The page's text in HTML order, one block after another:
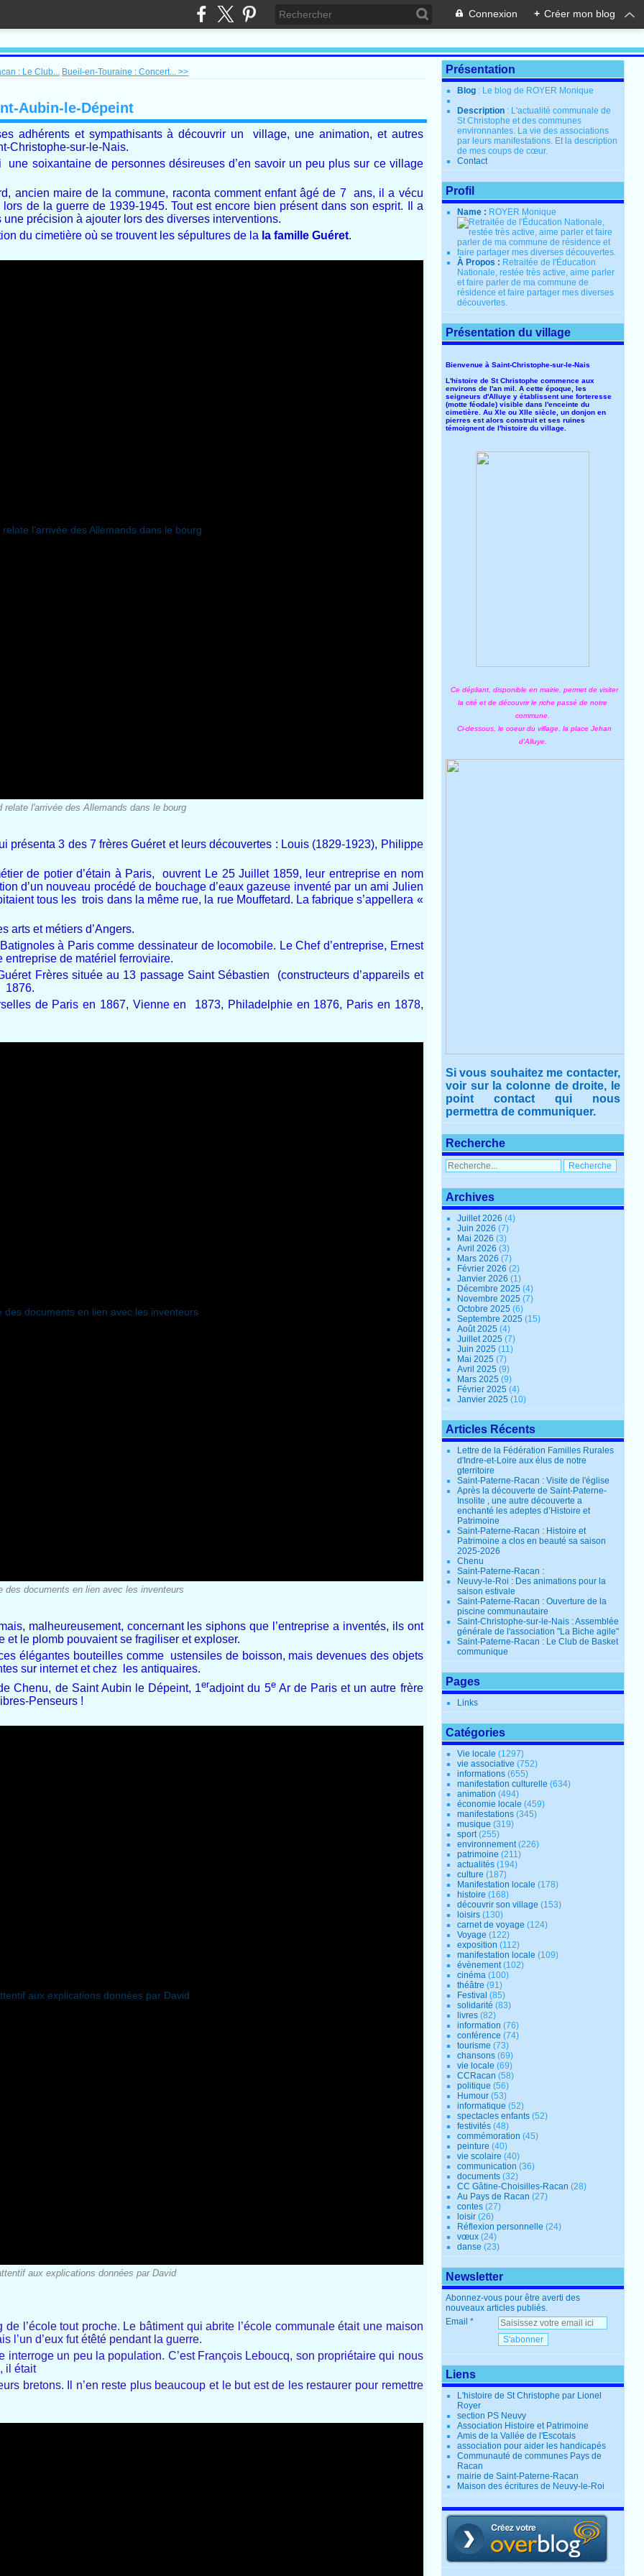
Connexion + Créer mon blog
: Le Club... Bueil-en-Touraine : Concert... >>
Aubin-le-Dépeint
adhérents et sympathisants à découvrir un village, une animation, et autres
Christophe-sur-le-Nais.
soixantaine de personnes désireuses d’en savoir un peu plus sur ce village
ancien maire de la commune, raconta comment enfant âgé de 7 ans, il a vécu
de la guerre de 1939-1945. Tout est encore bien présent dans son esprit. Il a
précision à ajouter lors des diverses interventions.
du cimetière où se trouvent les sépultures de la la famille Guéret.
relate l'arrivée des Allemands dans le bourg
présenta 3 des 7 frères Guéret et leurs découvertes : Louis (1829-1923), Philippe
de potier d’étain à Paris, ouvrent Le 25 Juillet 1859, leur entreprise en nom
d’un nouveau procédé de bouchage d’eaux gazeuse inventé par un ami Julien
tous les trois dans la même rue, la rue Mouffetard. La fabrique s’appellera «
arts et métiers d’Angers.
à Paris comme dessinateur de locomobile. Le Chef d’entreprise, Ernest
de matériel ferroviaire.
Frères située au 13 passage Saint Sébastien (constructeurs d’appareils et
1876.
de Paris en 1867, Vienne en 1873, Philadelphie en 1876, Paris en 1878,
des documents en lien avec les inventeurs
malheureusement, concernant les siphons que l’entreprise a inventés, ils ont
et le plomb pouvaient se fragiliser et exploser.
élégantes bouteilles comme ustensiles de boisson, mais devenues des objets
sur internet et chez les antiquaires.
Chenu, de Saint Aubin le Dépeint, 1eradjoint du 5eAr de Paris et un autre frère
Penseurs !
aux explications données par David
l’école tout proche. Le bâtiment qui abrite l’école communale était une maison
l’un d’eux fut étêté pendant la guerre.
un peu la population. C’est François Leboucq, son propriétaire qui nous
il était
bretons. Il n’en reste plus beaucoup et le but est de les restaurer pour remettre
Présentation
Blog : Le blog de ROYER Monique
Description : L'actualité communale de
St Christophe et des communes
environnantes. La vie des associations
par leurs manifestations. Et la description
de mes coups de cœur.
Contact
Profil
Name : ROYER Monique
À Propos : Retraitée de l'Éducation
Nationale, restée très active, aime parler
et faire parler de ma commune de
résidence et faire partager mes diverses
découvertes.
Présentation du village
Bienvenue à Saint-Christophe-sur-le-Nais
L'histoire de St Christophe commence aux
environs de l'an mil. A cette époque, les
seigneurs d'Alluye y établissent une forteresse
(motte féodale) visible dans l'enceinte du
cimetière. Au XIe ou XIIe siècle, un donjon en
pierres est alors construit et ses ruines
témoignent de l'histoire du village.
Ce dépliant, disponible en mairie, permet de visiter
la cité et de découvrir le riche passé de notre
commune.
Ci-dessous, le coeur du village, la place Jehan
d'Alluye.
Si vous souhaitez me contacter,
voir sur la colonne de droite, le
point contact qui nous
permettra de communiquer.
Recherche
Archives
Juillet 2026(4)
Juin 2026(7)
Mai 2026(3)
Avril 2026(3)
Mars 2026(7)
Février 2026(2)
Janvier 2026(1)
Décembre 2025(4)
Novembre 2025(7)
Octobre 2025(6)
Septembre 2025(15)
Août 2025(4)
Juillet 2025(7)
Juin 2025(11)
Mai 2025(7)
Avril 2025(9)
Mars 2025(9)
Février 2025(4)
Janvier 2025(10)
Articles Récents
Lettre de la Fédération Familles Rurales
d'Indre-et-Loire aux élus de notre
gterritoire
Saint-Paterne-Racan : Visite de l'église
Après la découverte de Saint-Paterne-
Insolite , une autre découverte a
enchanté les adeptes d’Histoire et
Patrimoine
Saint-Paterne-Racan : Histoire et
Patrimoine a clos en beauté sa saison
2025-2026
Chenu
Saint-Paterne-Racan :
Neuvy-le-Roi : Des animations pour la
saison estivale
Saint-Paterne-Racan : Ouverture de la
piscine communautaire
Saint-Christophe-sur-le-Nais : Assemblée
générale de l'association "La Biche agile"
Saint-Paterne-Racan : Le Club de Basket
communique
Pages
Links
Catégories
Vie locale (1297)
vie associative (752)
informations (655)
manifestation culturelle (634)
animation (494)
économie locale (459)
manifestations (345)
musique (319)
sport(255)
environnement(226)
patrimoine (211)
actualités (194)
culture (187)
Manifestation locale (178)
histoire (168)
découvrir son village (153)
loisirs (130)
carnet de voyage (124)
Voyage (122)
exposition (112)
manifestation locale (109)
évènement(102)
cinéma (100)
théâtre (91)
Festival (85)
solidarité (83)
livres (82)
information (76)
conférence (74)
tourisme (73)
chansons (69)
vie locale (69)
CCRacan (58)
politique (56)
Humour (53)
informatique (52)
spectacles enfants (52)
festivités (48)
commémoration (45)
peinture (40)
vie scolaire (40)
communication (36)
documents (32)
CC Gâtine-Choisilles-Racan (28)
Au Pays de Racan (27)
contes (27)
loisir (26)
Réflexion personnelle (24)
vœux (24)
danse (23)
Newsletter
Abonnez-vous pour être averti des
nouveaux articles publiés.
Email
Liens
L'histoire de St Christophe par Lionel
Royer
section PS Neuvy
Association Histoire et Patrimoine
Amis de la Vallée de l'Escotais
association pour aider les handicapés
Communauté de communes Pays de
Racan
mairie de Saint-Paterne-Racan
Maison des écritures de Neuvy-le-Roi